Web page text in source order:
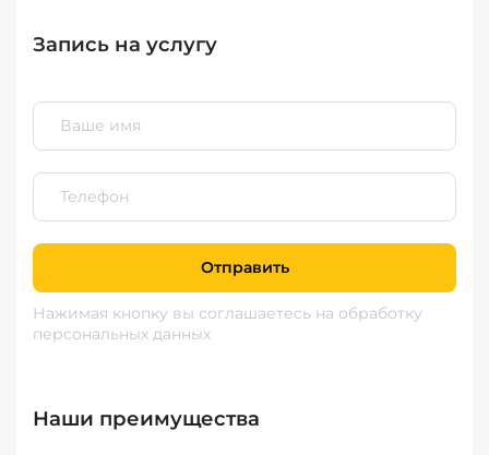
Запись на услугу
Отправить
Нажимая кнопку вы соглашаетесь на обработку
персональных данных
Наши преимущества